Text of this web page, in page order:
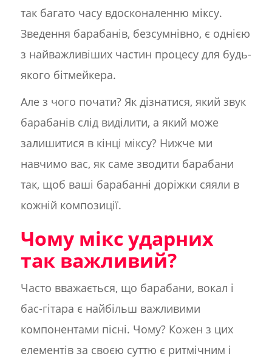
так багато часу вдосконаленню міксу.
Зведення барабанів, безсумнівно, є однією
з найважливіших частин процесу для будь-
якого бітмейкера.
Але з чого почати? Як дізнатися, який звук
барабанів слід виділити, а який може
залишитися в кінці міксу? Нижче ми
навчимо вас, як саме зводити барабани
так, щоб ваші барабанні доріжки сяяли в
кожній композиції.
Чому мікс ударних
так важливий?
Часто вважається, що барабани, вокал і
бас-гітара є найбільш важливими
компонентами пісні. Чому? Кожен з цих
елементів за своєю суттю є ритмічним і